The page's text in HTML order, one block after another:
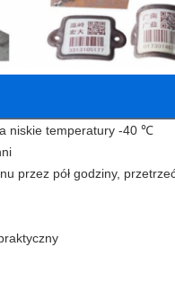
niskie temperatury -40 ℃
przez pół godziny,